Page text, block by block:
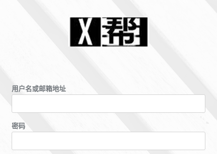
用户名或邮箱地址
密码